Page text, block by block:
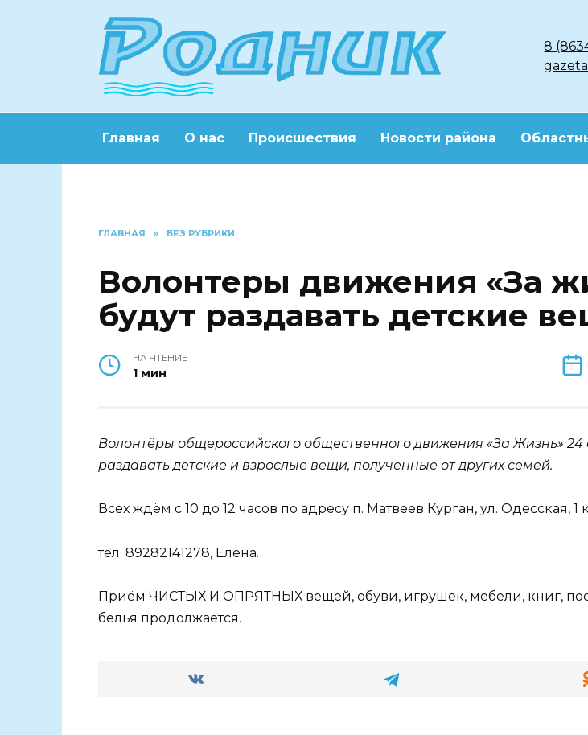
8
Главная О нас Происшествия Новости района
ГЛАВНАЯ » БЕЗ РУБРИКИ
Волонтеры движения «За
будут раздавать детские
НА ЧТЕНИЕ
1 мин
Волонтёры общероссийского общественного движения «За Жизнь» 24
раздавать детские и взрослые вещи, полученные от других семей.
Всех ждём с 10 до 12 часов по адресу п. Матвеев Курган, ул. Одесская, 1
тел. 89282141278, Елена.
Приём ЧИСТЫХ И ОПРЯТНЫХ вещей, обуви, игрушек, мебели, книг,
белья продолжается.